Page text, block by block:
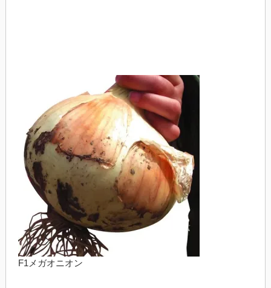
F1メガオニオン